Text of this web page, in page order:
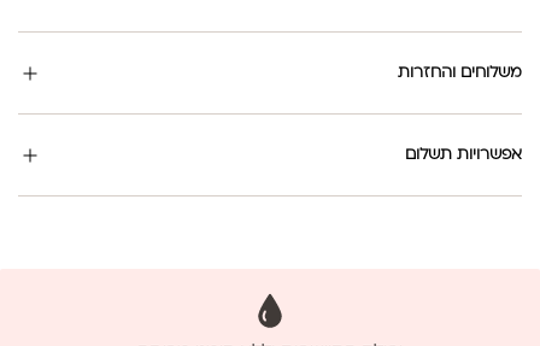
משלוחים והחזרות
אפשרויות תשלום